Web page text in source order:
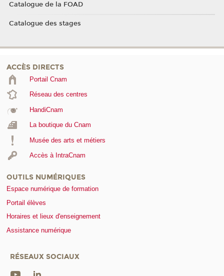
Catalogue de la FOAD
Catalogue des stages
ACCÈS DIRECTS
Portail Cnam
Réseau des centres
HandiCnam
La boutique du Cnam
Musée des arts et métiers
Accès à IntraCnam
OUTILS NUMÉRIQUES
Espace numérique de formation
Portail élèves
Horaires et lieux d'enseignement
Assistance numérique
RÉSEAUX SOCIAUX